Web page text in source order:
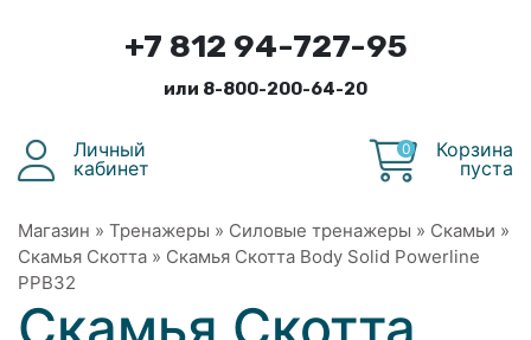
+7 812 94-727-95
или 8-800-200-64-20
Личный
кабинет
0
Корзина
пуста
Магазин » Тренажеры » Силовые тренажеры » Скамьи »
Скамья Скотта » Скамья Скотта Body Solid Powerline
PPB32
Скамья Скотта